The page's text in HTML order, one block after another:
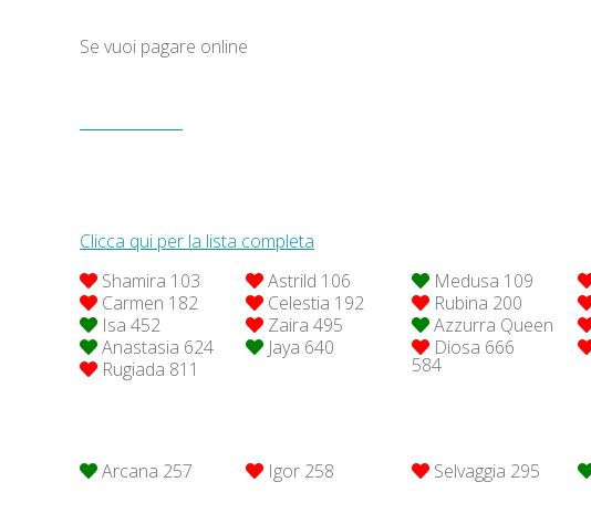
Se vuoi pagare online
Clicca qui per la lista completa
Shamira 103
Astrild 106 Medusa 109
Carmen 182
Celestia 192 Rubina 200
Isa 452
Zaira 495
Azzurra Queen
584
Anastasia 624
Jaya 640 Diosa 666
Rugiada 811
Arcana 257
Igor 258 Selvaggia 295